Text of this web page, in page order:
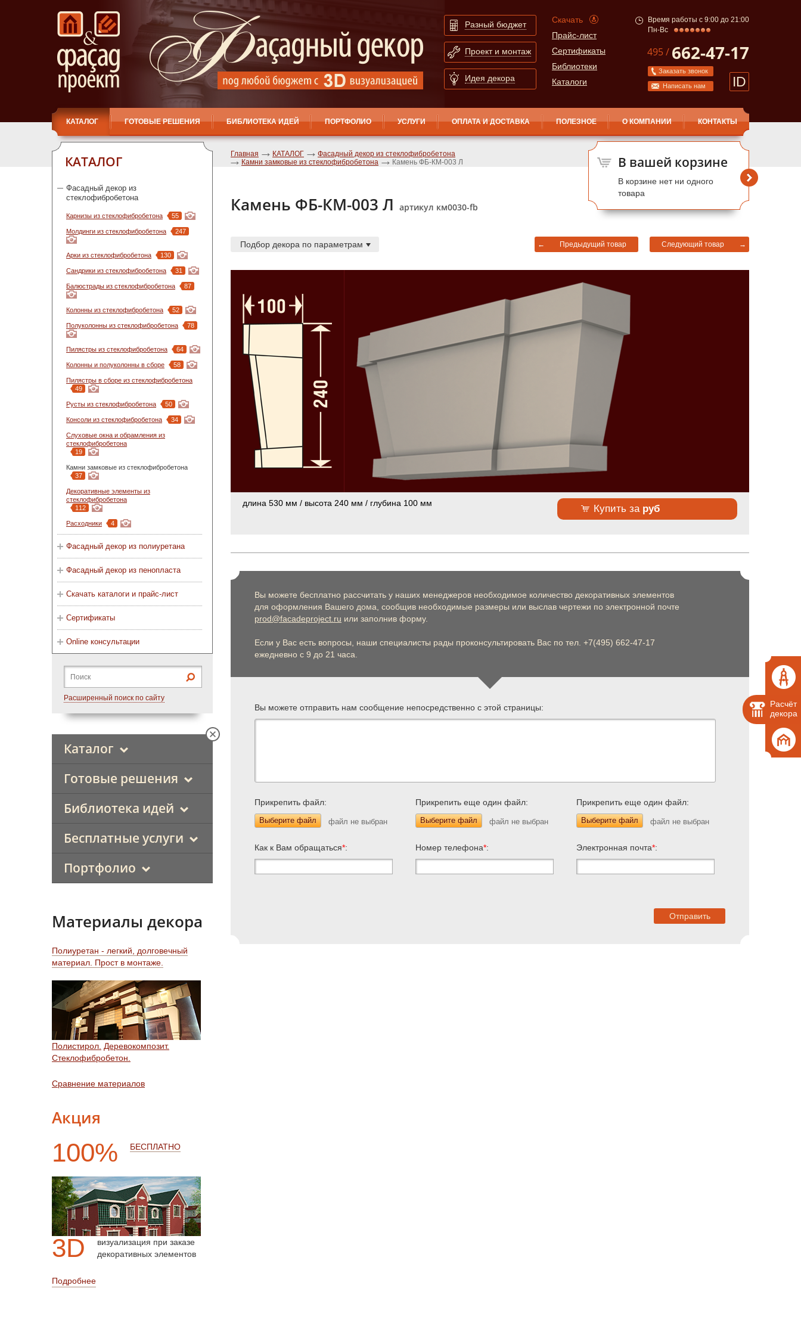
Расчёт
декора
Разный бюджет
Проект и монтаж
Идея декора
Скачать
Прайс-лист
Сертификаты
Библиотеки
Каталоги
Время работы с 9:00 до 21:00
Пн-Вс
495 / 662-47-17
Заказать звонок
Написать нам ID
КАТАЛОГ ГОТОВЫЕ РЕШЕНИЯ БИБЛИОТЕКА ИДЕЙ ПОРТФОЛИО УСЛУГИ ОПЛАТА И ДОСТАВКА ПОЛЕЗНОЕ О КОМПАНИИ КОНТАКТЫ
КАТАЛОГ
Фасадный декор из
стеклофибробетона
Карнизы из стеклофибробетона 55
Молдинги из стеклофибробетона 247
Арки из стеклофибробетона 130
Сандрики из стеклофибробетона 31
Балюстрады из стеклофибробетона 87
Колонны из стеклофибробетона 52
Полуколонны из стеклофибробетона 78
Пилястры из стеклофибробетона 64
Колонны и полуколонны в сборе 58
Пилястры в сборе из стеклофибробетона
49
Русты из стеклофибробетона 50
Консоли из стеклофибробетона 34
Слуховые окна и обрамления из
стеклофибробетона
19
Камни замковые из стеклофибробетона
37
Декоративные элементы из
стеклофибробетона
112
Расходники 4
Фасадный декор из полиуретана
Фасадный декор из пенопласта
Скачать каталоги и прайс-лист
Сертификаты
Online консультации
Расширенный поиск по сайту
Каталог
Готовые решения
Библиотека идей
Бесплатные услуги
Портфолио
Материалы декора
Полиуретан - легкий, долговечный
материал. Прост в монтаже.
Полистирол. Деревокомпозит.
Стеклофибробетон.
Сравнение материалов
Акция
100% БЕСПЛАТНО
3D
визуализация при заказе
декоративных элементов
Подробнее
В вашей корзине
В корзине нет ни одного
товара
Главная КАТАЛОГ
Фасадный декор из стеклофибробетона
Камни замковые из стеклофибробетона
Камень ФБ-КМ-003 Л
Камень ФБ-КМ-003 Л артикул км0030-fb
Подбор декора по параметрам ← Предыдущий товар Следующий товар →
Купить заруб
длина 530 мм / высота 240 мм / глубина 100 мм
Вы можете бесплатно рассчитать у наших менеджеров необходимое количество декоративных элементов
для оформления Вашего дома, сообщив необходимые размеры или выслав чертежи по электронной почте
prod@facadeproject.ru или заполнив форму.
Если у Вас есть вопросы, наши специалисты рады проконсультировать Вас по тел. +7(495) 662-47-17
ежедневно с 9 до 21 часа.
Вы можете отправить нам сообщение непосредственно с этой страницы:
Прикрепить файл:
Выберите файл
Прикрепить еще один файл:
Выберите файл
Прикрепить еще один файл:
Выберите файл
Как к Вам обращаться*: Номер телефона*: Электронная почта*: